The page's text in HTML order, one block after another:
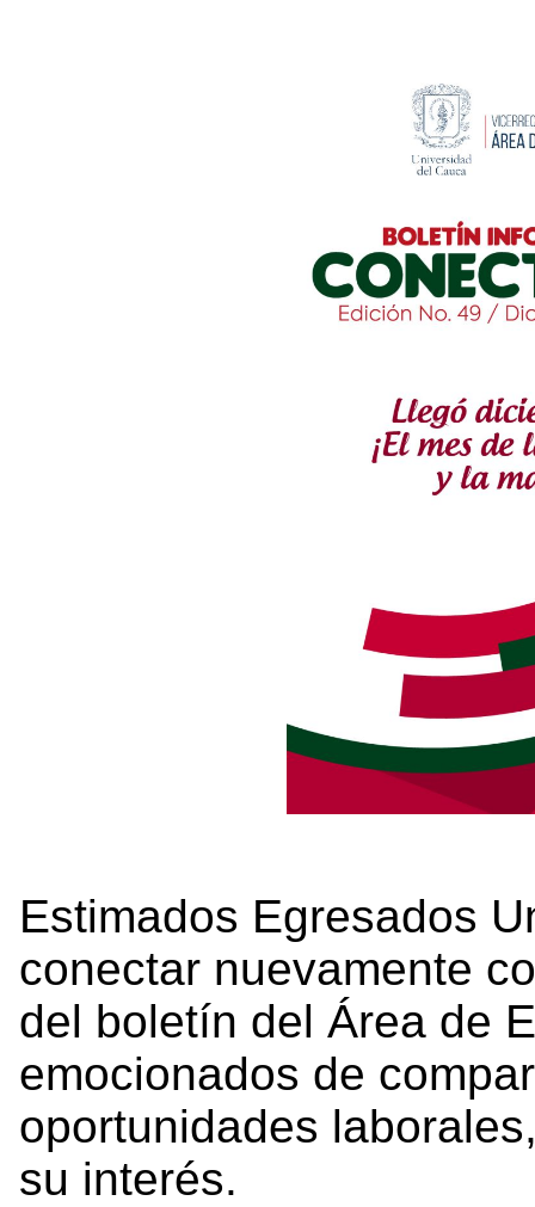
Estimados Egresados
conectar nuevamente
del boletín del Área de
emocionados de
oportunidades
su interés.